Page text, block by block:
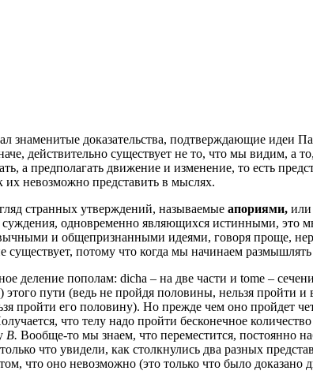
доказательства, подтверждающие идеи
действительно существует не то, что мы видим,
а предполагать движение и изменение, то есть
их невозможно представить в мыслях.
странных утверждений, называемые апориями, или
одновременно являющихся истинными, это
и общепризнанными идеями, говоря проще,
потому что когда мы начинаем
деление пополам: dicha – на две части и tome –
пути (ведь не пройдя половины, нельзя пройти
пройти его половину). Но прежде чем оно пройдет
что телу надо пройти бесконечное
В. Вообще-то мы знаем, что переместится, постоянно
что увидели, как столкнулись два разных
оно невозможно (это только что было доказано